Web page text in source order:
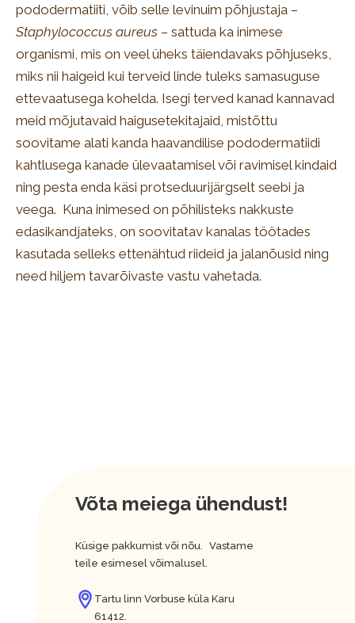
pododermatiiti, võib selle levinuim põhjustaja –
Staphylococcus aureus – sattuda ka inimese
organismi, mis on veel üheks täiendavaks põhjuseks,
miks nii haigeid kui terveid linde tuleks samasuguse
ettevaatusega kohelda. Isegi terved kanad kannavad
meid mõjutavaid haigusetekitajaid, mistõttu
soovitame alati kanda haavandilise pododermatiidi
kahtlusega kanade ülevaatamisel või ravimisel kindaid
ning pesta enda käsi protseduurijärgselt seebi ja
veega. Kuna inimesed on põhilisteks nakkuste
edasikandjateks, on soovitatav kanalas töötades
kasutada selleks ettenähtud riideid ja jalanõusid ning
need hiljem tavarõivaste vastu vahetada.
Võta meiega ühendust!
Küsige pakkumist või nõu. Vastame
teile esimesel võimalusel.
Tartu linn Vorbuse küla Karu
61412.